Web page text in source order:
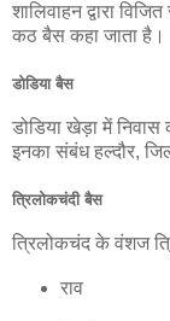
शालिवाहन द्वारा
कठ बैस कहा जाता है।
डोडिया बैस
डोडिया खेड़ा में
इनका संबंध हल्दौर,
त्रिलोकचंदी बैस
त्रिलोकचंद के वंशज
राव